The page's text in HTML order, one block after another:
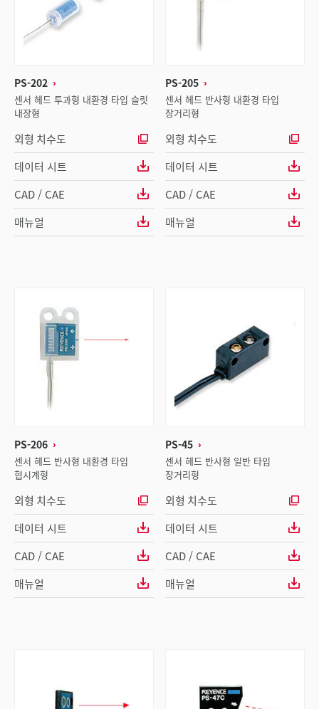
PS-202
센서 헤드 투과형 내환경 타입 슬릿
내장형
외형 치수도
데이터 시트
CAD / CAE
매뉴얼
PS-205
센서 헤드 반사형 내환경 타입
장거리형
외형 치수도
데이터 시트
CAD / CAE
매뉴얼
PS-206
센서 헤드 반사형 내환경 타입
협시계형
외형 치수도
데이터 시트
CAD / CAE
매뉴얼
PS-45
센서 헤드 반사형 일반 타입
장거리형
외형 치수도
데이터 시트
CAD / CAE
매뉴얼